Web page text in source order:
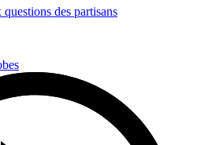
des partisans